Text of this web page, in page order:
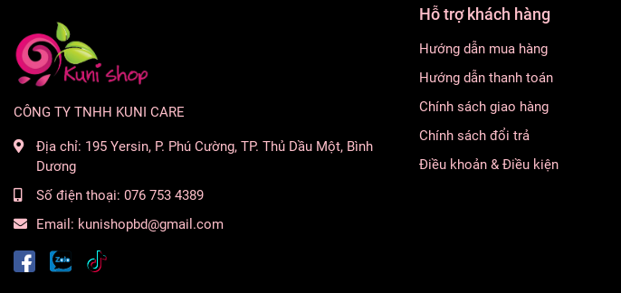
CÔNG TY TNHH KUNI CARE
Địa chỉ: 195 Yersin, P. Phú Cường, TP. Thủ Dầu Một, Bình
Dương
Số điện thoại: 076 753 4389
Email: kunishopbd@gmail.com
Hỗ trợ khách hàng
Hướng dẫn mua hàng
Hướng dẫn thanh toán
Chính sách giao hàng
Chính sách đổi trả
Điều khoản & Điều kiện